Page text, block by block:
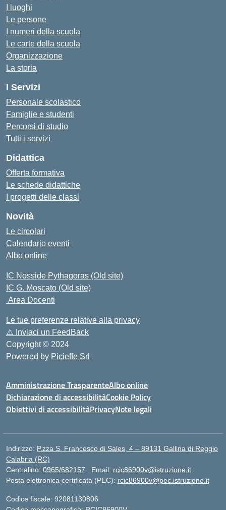
I luoghi
Le persone
I numeri della scuola
Le carte della scuola
Organizzazione
La storia
I Servizi
Personale scolastico
Famiglie e studenti
Percorsi di studio
Tutti i servizi
Didattica
Offerta formativa
Le schede didattiche
I progetti delle classi
Novità
Le circolari
Calendario eventi
Albo online
IC Nosside Pythagoras (Old site)
IC G. Moscato (Old site)
Area Docenti
Le tue preferenze relative alla privacy
⚠️ Inviaci un FeedBack
Copyright © 2024
Powered by Picieffe Srl
Amministrazione TrasparenteAlbo online
Dichiarazione di accessibilitàCookie Policy
Obiettivi di accessibilitàPrivacyNote legali
Indirizzo: P.zza S. Francesco di Sales, 4 – 89131 Gallina di Reggio
Calabria (RC)
Centralino: 0965/682157 Email: rcic86900v@istruzione.it
Posta elettronica certificata (PEC): rcic86900v@pec.istruzione.it
Codice fiscale: 92081130806